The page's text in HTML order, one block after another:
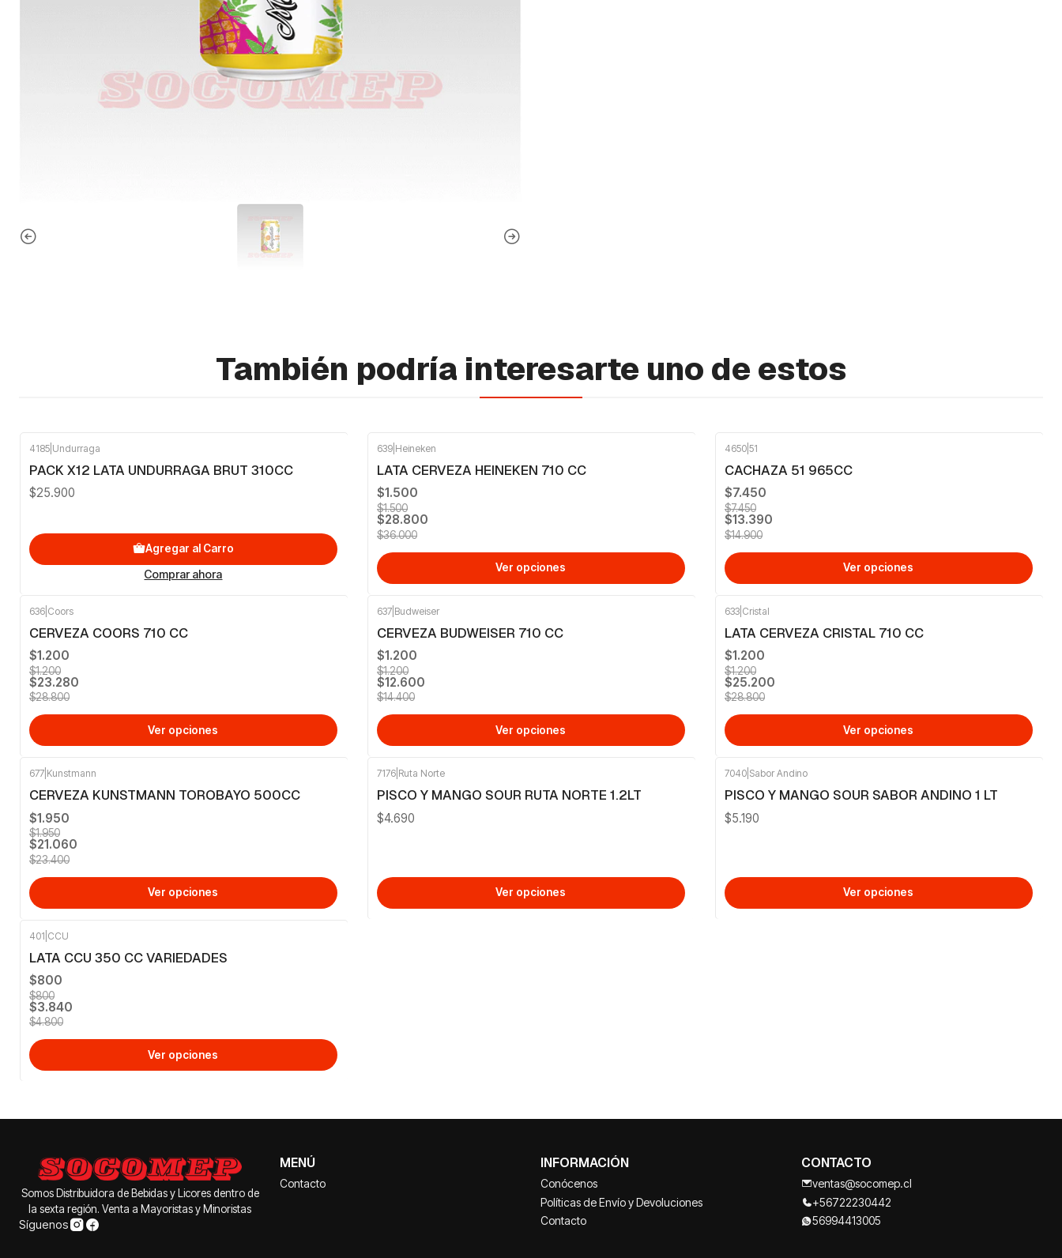
También podría interesarte uno de estos
4185 Undurraga
PACK X12 LATA UNDURRAGA BRUT 310CC
$25.900
Agregar al Carro
Comprar ahora
639| Heineken
LATA CERVEZA HEINEKEN 710 CC
$1.500
$1.500
$28.800
$36.000
Ver opciones
4650| 51
CACHAZA 51 965CC
$7.450
$7.450
$13.390
$14.900
Ver opciones
636 Coors
CERVEZA COORS 710 CC
$1.200
$1.200
$23.280
$28.800
Ver opciones
637| Budweiser
CERVEZA BUDWEISER 710 CC
$1.200
$1.200
$12.600
$14.400
Ver opciones
633| Cristal
LATA CERVEZA CRISTAL 710 CC
$1.200
$1.200
$25.200
$28.800
Ver opciones
677 Kunstmann
CERVEZA KUNSTMANN TOROBAYO 500CC
$1.950
$1.950
$21.060
$23.400
Ver opciones
7176| Ruta Norte
PISCO Y MANGO SOUR RUTA NORTE 1.2LT
$4.690
Ver opciones
7040| Sabor Andino
PISCO Y MANGO SOUR SABOR ANDINO 1 LT
$5.190
Ver opciones
401 CCU
LATA CCU 350 CC VARIEDADES
$800
$800
$3.840
$4.800
Ver opciones
Somos Distribuidora de Bebidas y Licores dentro de
la sexta región. Venta a Mayoristas y Minoristas
Síguenos
MENÚ
Contacto
INFORMACIÓN
Conócenos
Políticas de Envío y Devoluciones
Contacto
CONTACTO
ventas@socomep.cl
+56722230442
56994413005